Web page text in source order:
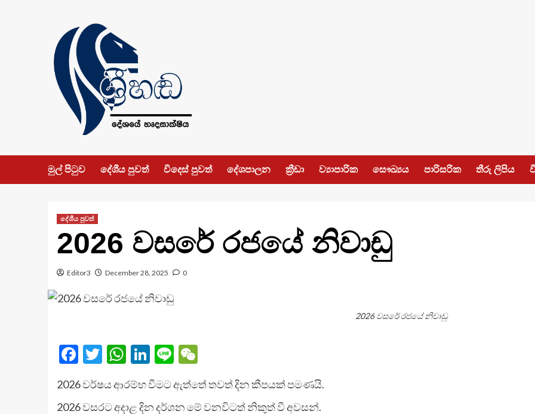
මුල් පිටුව දේශීය පුවත් විදෙස් පුවත් දේශපාලන ක්‍රීඩා ව්‍යාපාරික සෞඛ්‍යය පාරිසරික තීරු ලිපිය
දේශීය පුවත්
2026 වසරේ රජයේ නිවාඩු
Editor3 December 28, 2025 0
2026 වසරේ රජයේ නිවාඩු
Facebook
Twitter
WhatsApp
LinkedIn
LineWeChat
2026 වර්ෂය ආරම්භ වීමට ඇත්තේ තවත් දින කීපයක් පමණයි.
2026 වසරට අදාළ දින දර්ශන මේ වනවිටත් නිකුත් වී අවසන්.